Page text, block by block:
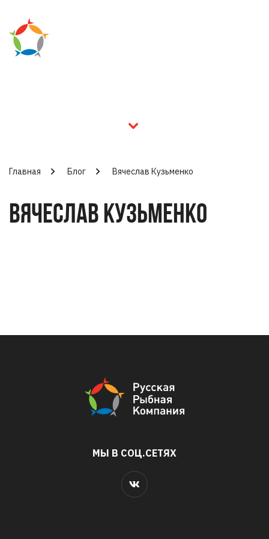
Главная Блог Вячеслав Кузьменко
ВЯЧЕСЛАВ КУЗЬМЕНКО
МЫ В СОЦ.СЕТЯХ